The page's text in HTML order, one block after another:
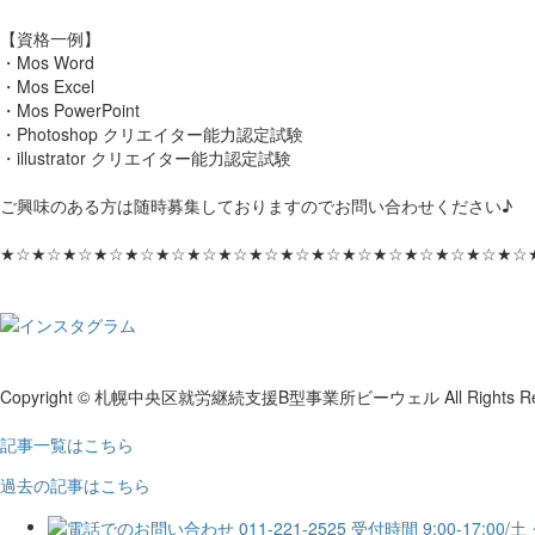
【資格一例】
・Mos Word
・Mos Excel
・Mos PowerPoint
・Photoshop クリエイター能力認定試験
・illustrator クリエイター能力認定試験
ご興味のある方は随時募集しておりますのでお問い合わせください♪
Copyright © 札幌中央区就労継続支援B型事業所ビーウェル All Rights
記事一覧はこちら
過去の記事はこちら